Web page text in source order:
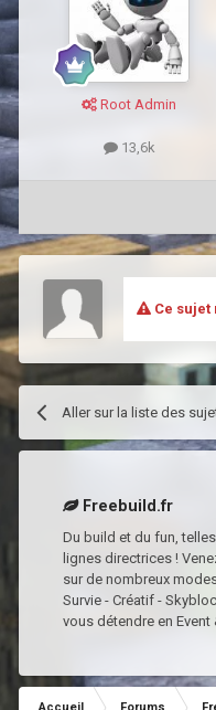
Root Admin
13,6k
Ce
Aller sur la liste des
Freebuild.fr
Du build et du fun,
lignes directrices !
sur de nombreux
Survie - Créatif -
vous détendre en Event